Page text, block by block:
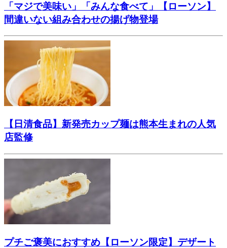
「マジで美味い」「みんな食べて」【ローソン】
間違いない組み合わせの揚げ物登場
【日清食品】新発売カップ麺は熊本生まれの人気
店監修
プチご褒美におすすめ【ローソン限定】デザート